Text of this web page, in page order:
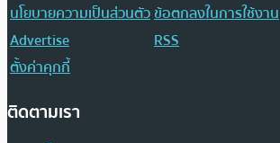
นโยบายความเป็นส่วนตัวข้อตกลงในการใช้งาน
Advertise
RSS
ตั้งค่าคุกกี้
ติดตามเรา